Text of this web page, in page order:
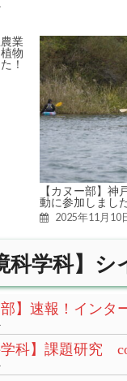
業
物
！
【カヌー部】神
動に参加しまし
2025年11月10
科学科】
部】速報！インタ
学科】課題研究